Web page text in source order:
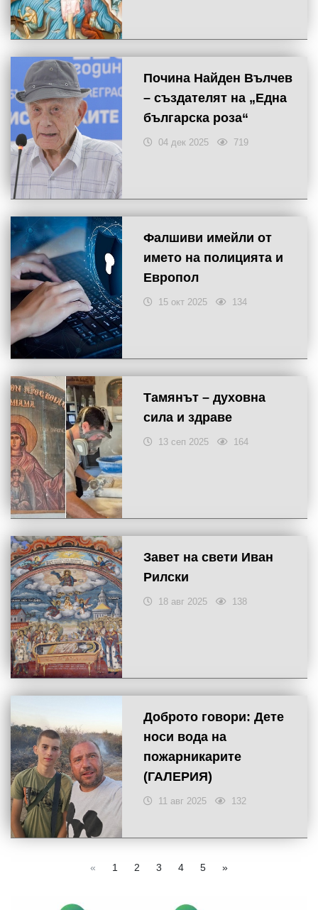
Почина Найден Вълчев
– създателят на „Една
българска роза“
04 дек 2025 719
Фалшиви имейли от
името на полицията и
Европол
15 окт 2025 134
Тамянът – духовна
сила и здраве
13 сеп 2025 164
Завет на свети Иван
Рилски
18 авг 2025 138
Доброто говори: Дете
носи вода на
пожарникарите
(ГАЛЕРИЯ)
11 авг 2025 132
« 1 2 3 4 5 »